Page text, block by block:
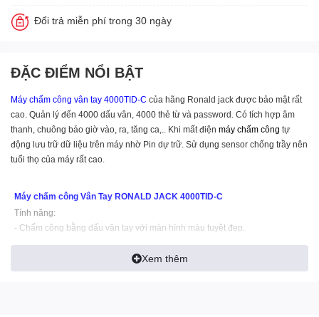
Đổi trả miễn phí trong 30 ngày
ĐẶC ĐIỂM NỔI BẬT
Máy chấm công vân tay 4000TID-C của hãng Ronald jack được bảo mật rất
cao. Quản lý đến 4000 dấu vân, 4000 thẻ từ và password. Có tích hợp âm
thanh, chuông báo giờ vào, ra, tăng ca,.. Khi mất điện máy chấm công tự
động lưu trữ dữ liệu trên máy nhờ Pin dự trữ. Sử dụng sensor chống trầy nên
tuổi thọ của máy rất cao.
Máy chấm công Vân Tay RONALD JACK 4000TID-C
Tính năng:
- Chấm công bằng dấu vân tay với màn hình màu tuyệt đẹp.
- Quản lý đến 4.000 dấu vân tay& 4000 Thẻ cảm ứng + Password
- Một người có thể đăng ký 10 dấu vân tay & password
- Sử dụng Chip xử lý Intel của Mỹ
Xem thêm